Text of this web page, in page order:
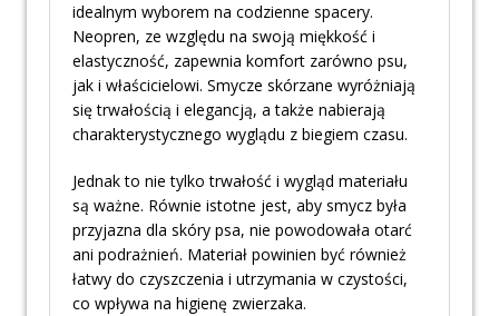
idealnym wyborem na codzienne spacery.
Neopren, ze względu na swoją miękkość i
elastyczność, zapewnia komfort zarówno psu,
jak i właścicielowi. Smycze skórzane wyróżniają
się trwałością i elegancją, a także nabierają
charakterystycznego wyglądu z biegiem czasu.
Jednak to nie tylko trwałość i wygląd materiału
są ważne. Równie istotne jest, aby smycz była
przyjazna dla skóry psa, nie powodowała otarć
ani podrażnień. Materiał powinien być również
łatwy do czyszczenia i utrzymania w czystości,
co wpływa na higienę zwierzaka.